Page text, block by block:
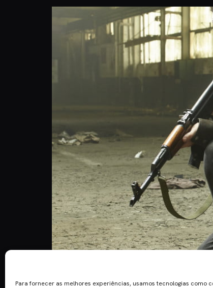
Para fornecer as melhores experiências, usamos tecnologias como
ser o caos total”. Muitos segredos ainda